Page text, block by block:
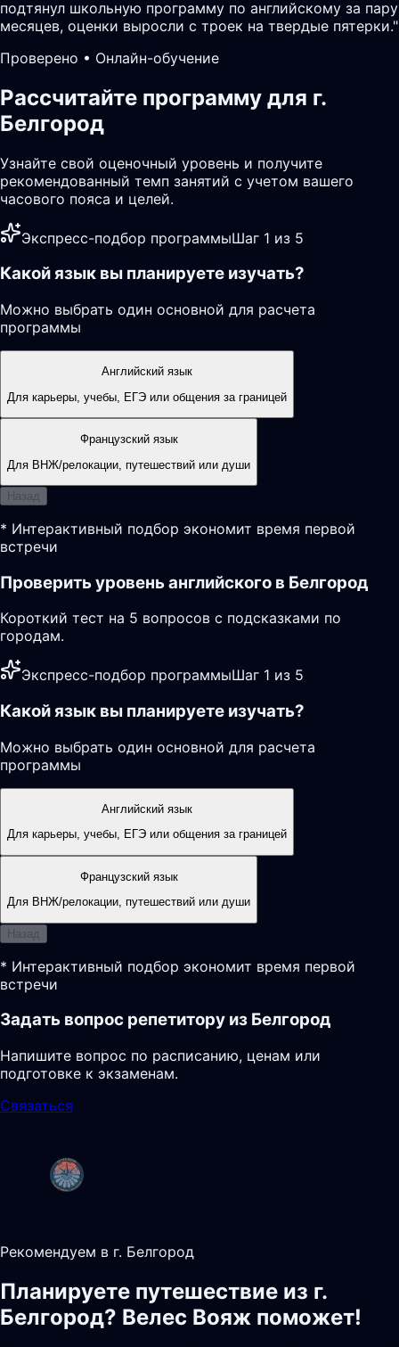
подтянул школьную программу по английскому за пару
месяцев, оценки выросли с троек на твердые пятерки."
Проверено • Онлайн-обучение
Рассчитайте программу для г.
Белгород
Узнайте свой оценочный уровень и получите
рекомендованный темп занятий с учетом вашего
часового пояса и целей.
Экспресс-подбор программыШаг 1 из 5
Какой язык вы планируете изучать?
Можно выбрать один основной для расчета
программы
Английский язык
Для карьеры, учебы, ЕГЭ или общения за границей
Французский язык
Для ВНЖ/релокации, путешествий или души
Назад
* Интерактивный подбор экономит время первой
встречи
Проверить уровень английского в Белгород
Короткий тест на 5 вопросов с подсказками по
городам.
Экспресс-подбор программыШаг 1 из 5
Какой язык вы планируете изучать?
Можно выбрать один основной для расчета
программы
Английский язык
Для карьеры, учебы, ЕГЭ или общения за границей
Французский язык
Для ВНЖ/релокации, путешествий или души
Назад
* Интерактивный подбор экономит время первой
встречи
Задать вопрос репетитору из Белгород
Напишите вопрос по расписанию, ценам или
подготовке к экзаменам.
Связаться
Рекомендуем в г. Белгород
Планируете путешествие из г.
Белгород? Велес Вояж поможет!